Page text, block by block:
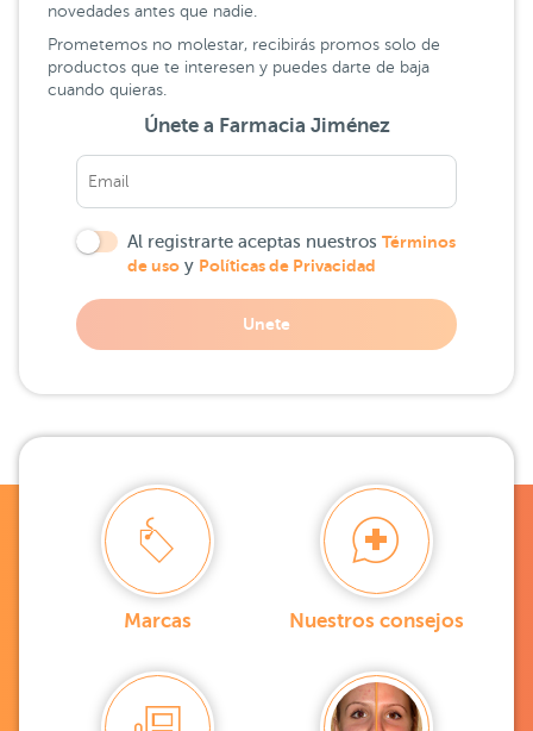
novedades antes que nadie.
Prometemos no molestar, recibirás promos solo de
productos que te interesen y puedes darte de baja
cuando quieras.
Únete a Farmacia Jiménez
Al registrarte aceptas nuestros Términos
de uso y Políticas de Privacidad
Unete
Marcas Nuestros consejos